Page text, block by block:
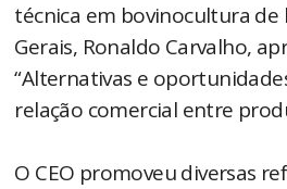
técnica em bovinocultura de
Gerais, Ronaldo Carvalho,
“Alternativas e
relação comercial entre
O CEO promoveu diversas